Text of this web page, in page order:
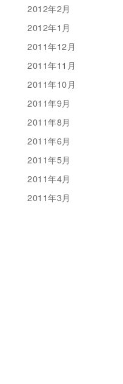
2012年2月
2012年1月
2011年12月
2011年11月
2011年10月
2011年9月
2011年8月
2011年6月
2011年5月
2011年4月
2011年3月